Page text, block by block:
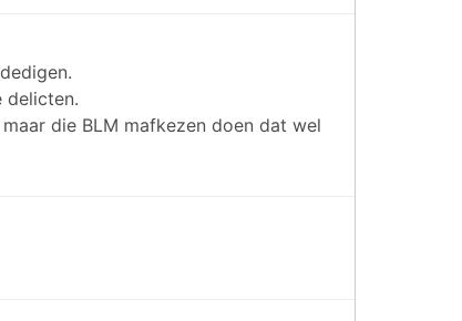
delicten.
die BLM mafkezen doen dat wel